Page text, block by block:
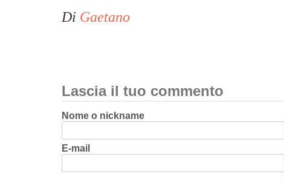
Di Gaetano
Lascia il tuo commento
Nome o nickname
E-mail